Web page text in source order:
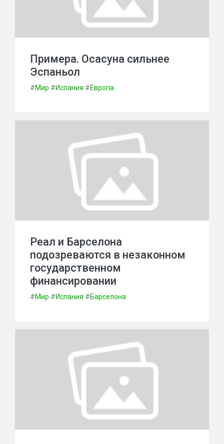
Примера. Осасуна сильнее
Эспаньол
#Мир #Испания #Европа
Реал и Барселона
подозреваются в незаконном
государственном
финансировании
#Мир #Испания #Барселона